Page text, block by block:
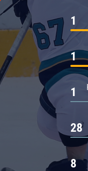
Драконы
1
1
1
28
8